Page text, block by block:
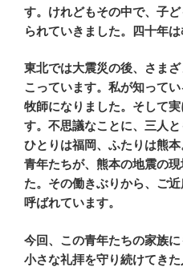
す。けれどもその中で、子
られていきました。四十年
東北では大震災の後、さま
こっています。私が知って
牧師になりました。そして
す。不思議なことに、三人と
ひとりは福岡、ふたりは熊
青年たちが、熊本の地震の
た。その働きぶりから、ご
呼ばれています。
今回、この青年たちの家族
小さな礼拝を守り続けてき